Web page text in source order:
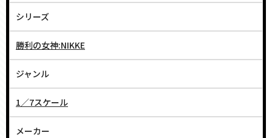
シリーズ
勝利の女神:NIKKE
ジャンル
1／7スケール
メーカー